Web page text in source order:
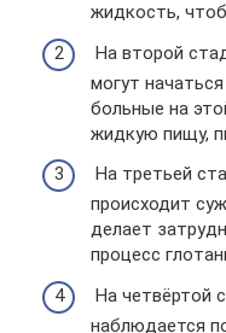
жидкость,
На второй
могут
больные на
жидкую пищу,
На третьей
происходит
делает
процесс
На четвёртой
наблюдается